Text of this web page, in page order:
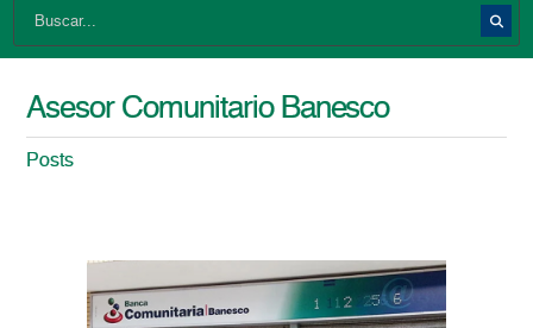
Asesor Comunitario Banesco
Posts